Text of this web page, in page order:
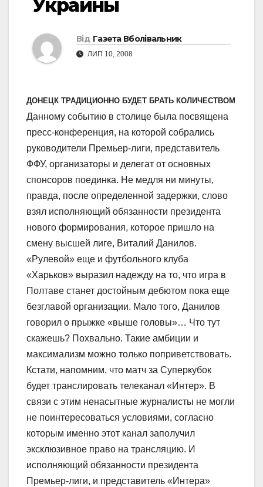
Украины
Від Газета Вболівальник
ЛИП 10, 2008
ДОНЕЦК ТРАДИЦИОННО БУДЕТ БРАТЬ КОЛИЧЕСТВОМ
Данному событию в столице была посвящена
пресс-конференция, на которой собрались
руководители Премьер-лиги, представитель
ФФУ, организаторы и делегат от основных
спонсоров поединка. Не медля ни минуты,
правда, после определенной задержки, слово
взял исполняющий обязанности президента
нового формирования, которое пришло на
смену высшей лиге, Виталий Данилов.
«Рулевой» еще и футбольного клуба
«Харьков» выразил надежду на то, что игра в
Полтаве станет достойным дебютом пока еще
безглавой организации. Мало того, Данилов
говорил о прыжке «выше головы»… Что тут
скажешь? Похвально. Такие амбиции и
максимализм можно только поприветствовать.
Кстати, напомним, что матч за Суперкубок
будет транслировать телеканал «Интер». В
связи с этим ненасытные журналисты не могли
не поинтересоваться условиями, согласно
которым именно этот канал заполучил
эксклюзивное право на трансляцию. И
исполняющий обязанности президента
Премьер-лиги, и представитель «Интера»